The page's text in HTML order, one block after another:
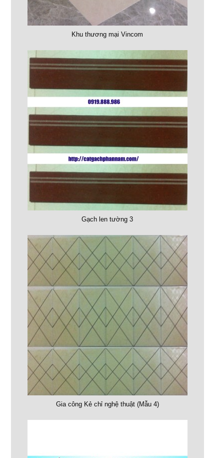
Khu thương mại Vincom
Gạch len tường 3
Gia công Kẻ chỉ nghệ thuật (Mẫu 4)